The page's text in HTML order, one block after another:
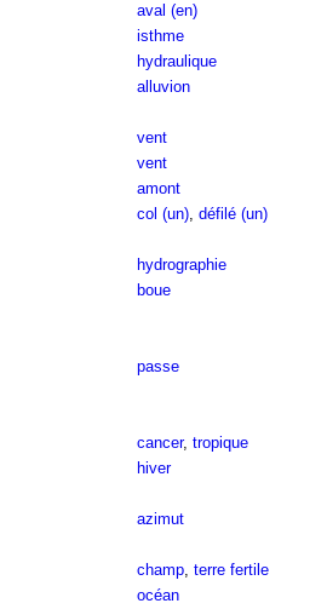
aval (en)
isthme
hydraulique
alluvion
vent
vent
amont
col (un), défilé (un)
hydrographie
boue
passe
cancer, tropique
hiver
azimut
champ, terre fertile
océan